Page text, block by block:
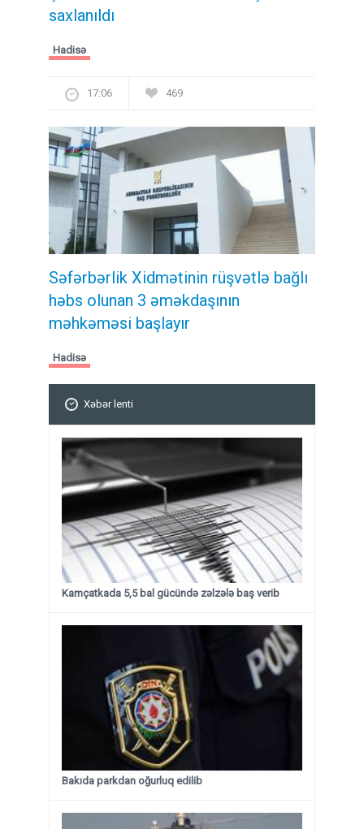
saxlanıldı
Hadisə
17:06 469
Səfərbərlik Xidmətinin rüşvətlə bağlı
həbs olunan 3 əməkdaşının
məhkəməsi başlayır
Hadisə
Xəbər lenti
Kamçatkada 5,5 bal gücündə zəlzələ baş verib
Bakıda parkdan oğurluq edilib